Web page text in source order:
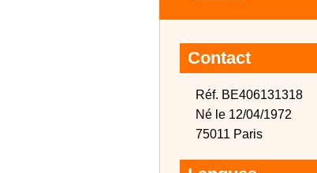
Contact
Réf. BE406131318
Né le 12/04/1972
75011 Paris